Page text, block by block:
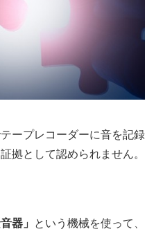
ープレコーダーに音を記録
拠として認められません。
器」
という機械を使って、